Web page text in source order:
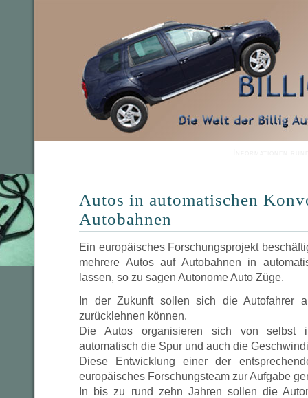
Autos in automatischen
Autobahnen
Ein europäisches Forschungsprojekt
mehrere Autos auf Autobahnen in
lassen, so zu sagen Autonome Auto Züge.
In der Zukunft sollen sich die Autofahrer
zurücklehnen können.
Die Autos organisieren sich von selbst
automatisch die Spur und auch die
Diese Entwicklung einer der
europäisches Forschungsteam zur Aufgabe
In bis zu rund zehn Jahren sollen die